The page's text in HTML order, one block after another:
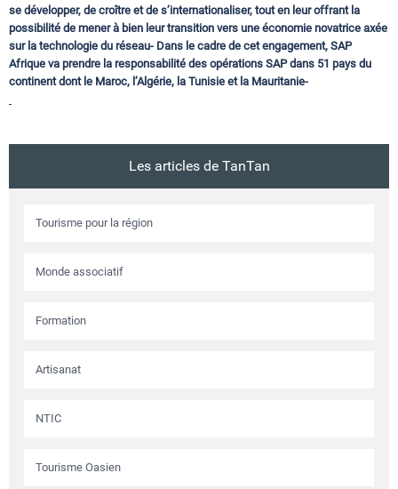
se développer, de croître et de s’internationaliser, tout en leur offrant la
possibilité de mener à bien leur transition vers une économie novatrice axée
sur la technologie du réseau- Dans le cadre de cet engagement, SAP
Afrique va prendre la responsabilité des opérations SAP dans 51 pays du
continent dont le Maroc, l’Algérie, la Tunisie et la Mauritanie-
Les articles de TanTan
Tourisme pour la région
Monde associatif
Formation
Artisanat
NTIC
Tourisme Oasien